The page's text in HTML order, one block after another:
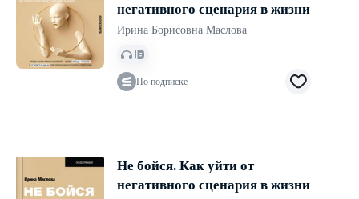
негативного сценария в жизни
Ирина Борисовна Маслова
По подписке
Не бойся. Как уйти от
негативного сценария в жизни